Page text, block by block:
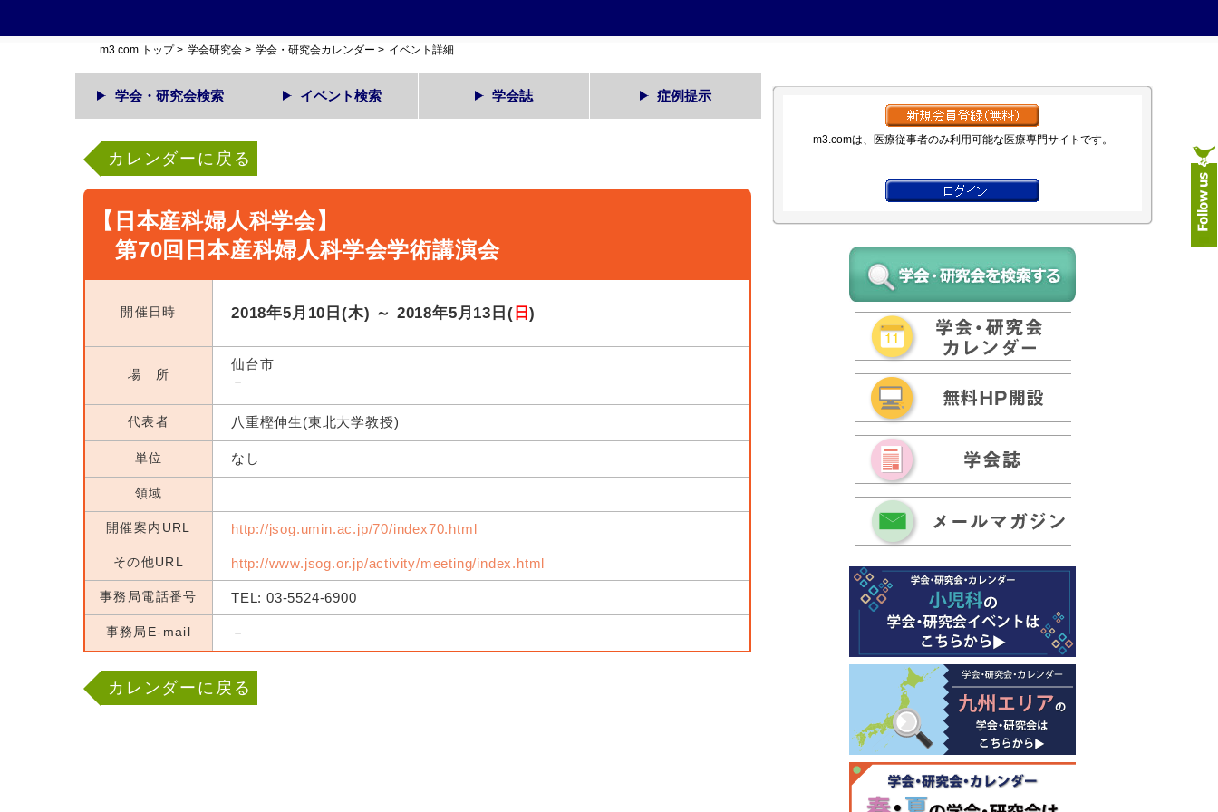
m3.com トップ> 学会研究会 > 学会・研究会カレンダー > イベント詳細
学会・研究会検索 イベント検索 学会誌 症例提示
カレンダーに戻る
【日本産科婦人科学会】
第70回日本産科婦人科学会学術講演会
開催日時 2018年5月10日(木) ～ 2018年5月13日( 日)
場 所
仙台市
－
代表者 八重樫伸生(東北大学教授)
単位 なし
領域
開催案内URL http://jsog.umin.ac.jp/70/index70.html
その他URL http://www.jsog.or.jp/activity/meeting/index.html
事務局電話番号 TEL: 03-5524-6900
事務局E-mail －
カレンダーに戻る
m3.comは、医療従事者のみ利用可能な医療専門サイトです。